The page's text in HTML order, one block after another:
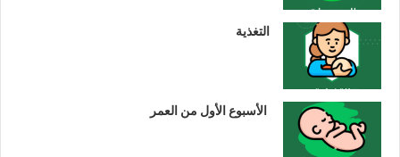
التغذية
الأسبوع الأول من العمر